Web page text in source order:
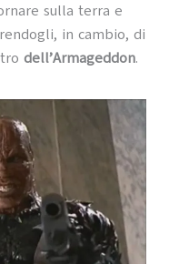
sulla terra e
in cambio, di
dell’Armageddon.